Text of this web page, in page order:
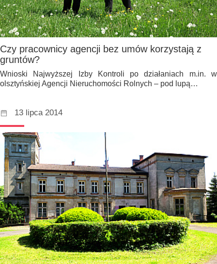
Czy pracownicy agencji bez umów korzystają z
gruntów?
Wnioski Najwyższej Izby Kontroli po działaniach m.in. w
olsztyńskiej Agencji Nieruchomości Rolnych – pod lupą…
13 lipca 2014